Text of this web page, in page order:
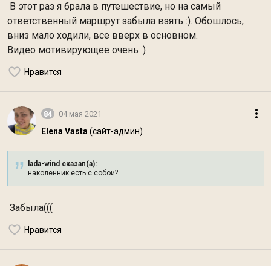
В этот раз я брала в путешествие, но на самый
ответственный маршрут забыла взять :). Обошлось,
вниз мало ходили, все вверх в основном.
Видео мотивирующее очень :)
Нравится
84 04 мая 2021
Elena Vasta (сайт-админ)
lada-wind сказал(а):
наколенник есть с собой?
Забыла(((
Нравится